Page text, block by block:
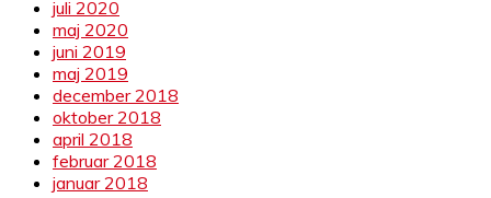
juli 2020
maj 2020
juni 2019
maj 2019
december 2018
oktober 2018
april 2018
februar 2018
januar 2018